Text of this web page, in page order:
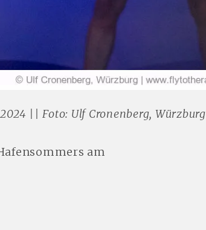
|| Foto: Ulf Cronenberg, Würzburg
am